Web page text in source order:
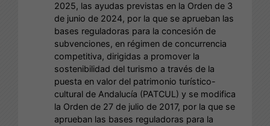
2025, las ayudas previstas en la Orden de 3
de junio de 2024, por la que se aprueban las
bases reguladoras para la concesión de
subvenciones, en régimen de concurrencia
competitiva, dirigidas a promover la
sostenibilidad del turismo a través de la
puesta en valor del patrimonio turístico-
cultural de Andalucía (PATCUL) y se modifica
la Orden de 27 de julio de 2017, por la que se
aprueban las bases reguladoras para la